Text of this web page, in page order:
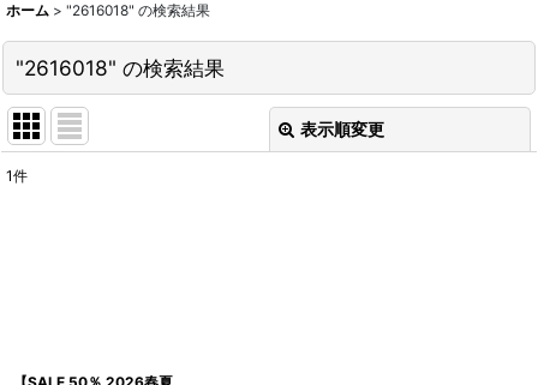
ホーム > "2616018" の検索結果
"2616018" の検索結果
表示順変更
1件